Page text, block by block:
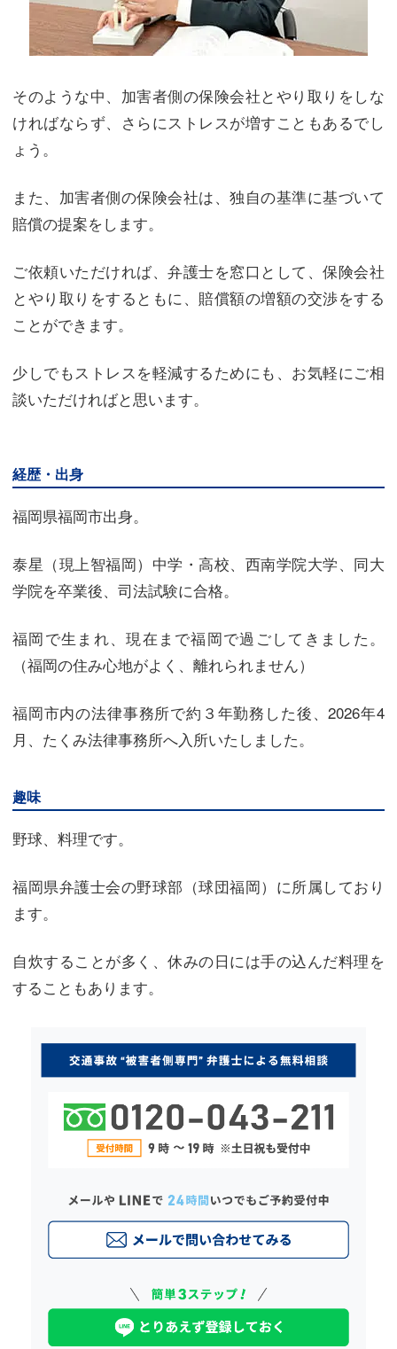
そのような中、加害者側の保険会社とやり取りをしな
ければならず、さらにストレスが増すこともあるでし
ょう。
また、加害者側の保険会社は、独自の基準に基づいて
賠償の提案をします。
ご依頼いただければ、弁護士を窓口として、保険会社
とやり取りをするともに、賠償額の増額の交渉をする
ことができます。
少しでもストレスを軽減するためにも、お気軽にご相
談いただければと思います。
経歴・出身
福岡県福岡市出身。
泰星（現上智福岡）中学・高校、西南学院大学、同大
学院を卒業後、司法試験に合格。
福岡で生まれ、現在まで福岡で過ごしてきました。
（福岡の住み心地がよく、離れられません）
福岡市内の法律事務所で約３年勤務した後、2026年4
月、たくみ法律事務所へ入所いたしました。
趣味
野球、料理です。
福岡県弁護士会の野球部（球団福岡）に所属しており
ます。
自炊することが多く、休みの日には手の込んだ料理を
することもあります。